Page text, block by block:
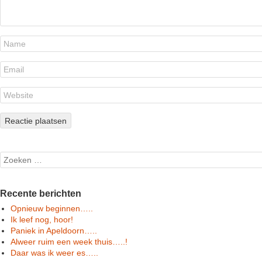
Search
Recente berichten
Opnieuw beginnen…..
Ik leef nog, hoor!
Paniek in Apeldoorn…..
Alweer ruim een week thuis…..!
Daar was ik weer es…..